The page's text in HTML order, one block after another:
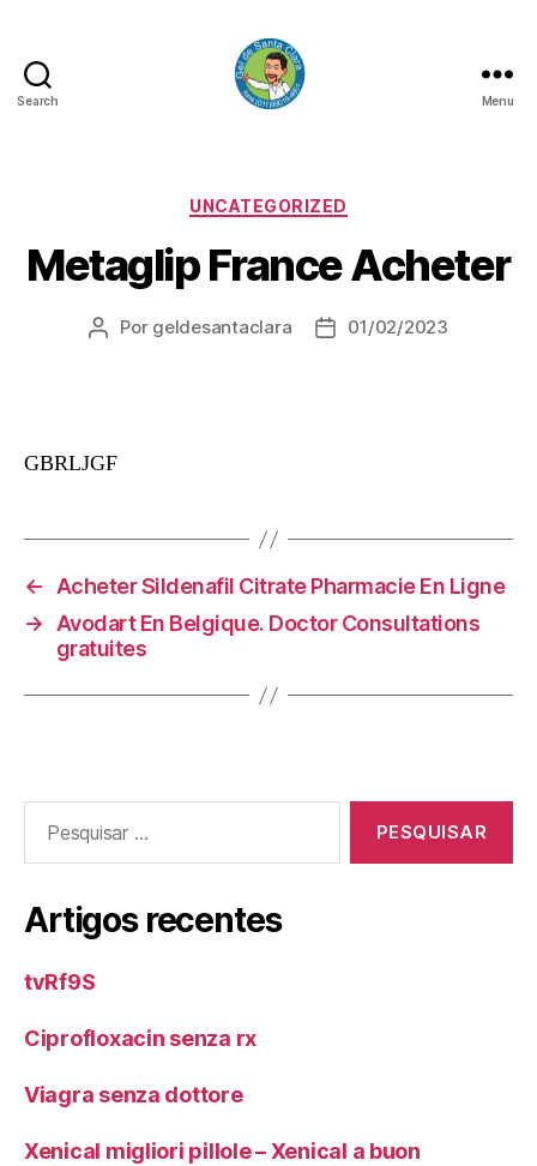
Search
CLARA
Menu
Categorias
UNCATEGORIZED
Metaglip France Acheter
Autor
Por geldesantaclara
Data01/02/2023
GBRLJGF
← Acheter Sildenafil Citrate Pharmacie En Ligne
→ Avodart En Belgique. Doctor Consultations
gratuites
por:
Artigos recentes
tvRf9S
Ciprofloxacin senza rx
Viagra senza dottore
Xenical migliori pillole – Xenical a buon